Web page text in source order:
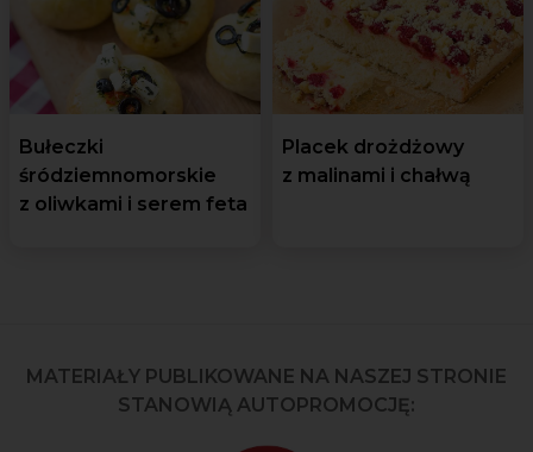
Bułeczki
śródziemnomorskie
z oliwkami i serem feta
Placek drożdżowy
z malinami i chałwą
MATERIAŁY PUBLIKOWANE NA NASZEJ STRONIE
STANOWIĄ AUTOPROMOCJĘ: